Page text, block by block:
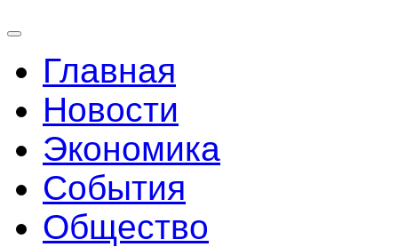
Главная
Новости
Экономика
События
Общество